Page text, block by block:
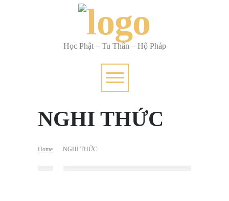
Học Phật – Tu Thân – Hộ Pháp
NGHI THỨC
Home NGHI THỨC